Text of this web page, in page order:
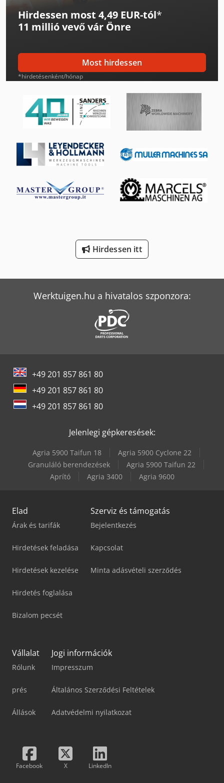
Man Tge 3
Man Tgm 15
Man Tgm 18
Mercedes-Benz Sprinter 316
Mercedes-Benz V
Merlo R 50.21 S
Scherer Feinbau Vdz 220 / Ds
Weinbrenner Tsv 6/3050
Hirdessen most 4,49 EUR-tól*
11 millió vevővár Önre
Most hirdessen
*hirdetésenként/hónap
Hirdessen itt
Werktuigen.hu a hivatalos szponzora:
+49 201 857 861 80
+49 201 857 861 80
+49 201 857 861 80
Jelenlegi gépkeresések:
Agria 5900 Taifun 18
Agria 5900 Cyclone 22
Granuláló berendezések
Agria 5900 Taifun 22
Aprító
Agria 3400 Agria 9600
Elad
Árak és tarifák
Hirdetések feladása
Hirdetések kezelése
Hirdetés foglalása
Bizalom pecsét
Szerviz és támogatás
Bejelentkezés
Kapcsolat
Minta adásvételi szerződés
Vállalat
Rólunk
prés
Állások
Jogi információk
Impresszum
Általános Szerződési Feltételek
Adatvédelmi nyilatkozat
Facebook X LinkedIn